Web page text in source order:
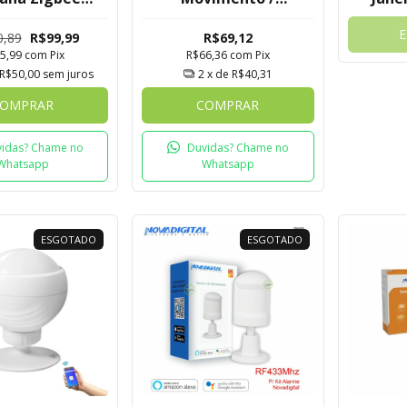
Tuya
R$99,99
com Pix
R$50,00 sem juros
Chame no
Novadigital Tuya
R$69,12
R$66,36 com Pix
2x de R$40,31
COMPRAR
Duvidas? Chame no
Whatsapp
Para
ESGOTADO ESGOTADO